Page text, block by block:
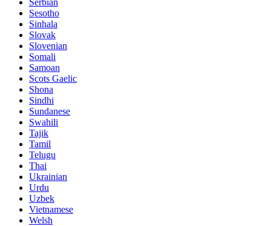
Serbian
Sesotho
Sinhala
Slovak
Slovenian
Somali
Samoan
Scots Gaelic
Shona
Sindhi
Sundanese
Swahili
Tajik
Tamil
Telugu
Thai
Ukrainian
Urdu
Uzbek
Vietnamese
Welsh